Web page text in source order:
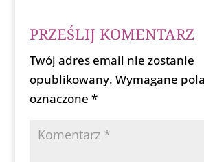
PRZEŚLIJ KOMENTARZ
Twój adres email nie zostanie
opublikowany. Wymagane
oznaczone *